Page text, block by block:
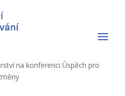
na konferenci Úspěch pro